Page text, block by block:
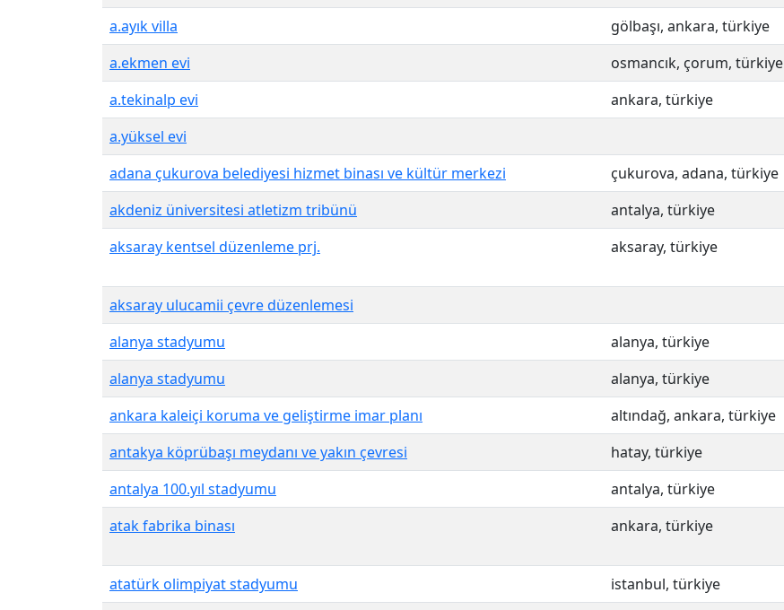
a.ayık villa
gölbaşı, ankara, türkiye
a.ekmen evi
osmancık, çorum, türkiye
a.tekinalp evi
ankara, türkiye
a.yüksel evi
adana çukurova belediyesi hizmet binası ve kültür merkezi
çukurova, adana, türkiye
akdeniz üniversitesi atletizm tribünü
antalya, türkiye
aksaray kentsel düzenleme prj.
aksaray, türkiye
aksaray ulucamii çevre düzenlemesi
alanya stadyumu
alanya, türkiye
alanya stadyumu
alanya, türkiye
ankara kaleiçi koruma ve geliştirme imar planı
altındağ, ankara, türkiye
antakya köprübaşı meydanı ve yakın çevresi
hatay, türkiye
antalya 100.yıl stadyumu
antalya, türkiye
atak fabrika binası
ankara, türkiye
atatürk olimpiyat stadyumu istanbul, türkiye